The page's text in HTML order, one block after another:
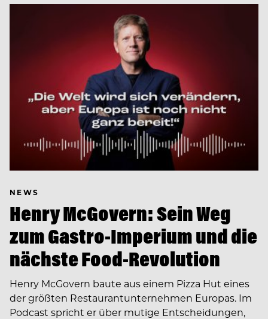
NEWS
Henry McGovern: Sein Weg
zum Gastro-Imperium und die
nächste Food-Revolution
Henry McGovern baute aus einem Pizza Hut eines
der größten Restaurantunternehmen Europas. Im
Podcast spricht er über mutige Entscheidungen,